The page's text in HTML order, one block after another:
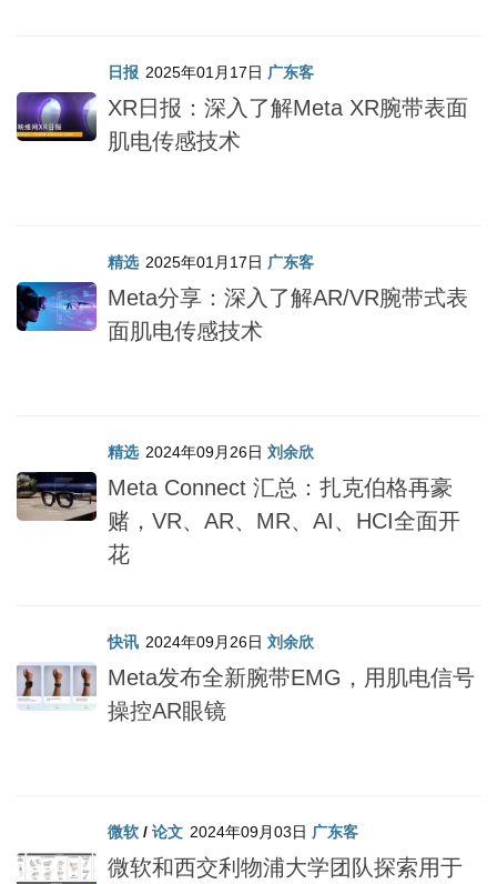
日报 2025年01月17日 广东客
XR日报：深入了解Meta XR腕带表面
肌电传感技术
精选 2025年01月17日 广东客
Meta分享：深入了解AR/VR腕带式表
面肌电传感技术
精选 2024年09月26日 刘余欣
Meta Connect 汇总：扎克伯格再豪
赌，VR、AR、MR、AI、HCI全面开
花
快讯 2024年09月26日 刘余欣
Meta发布全新腕带EMG，用肌电信号
操控AR眼镜
微软 / 论文 2024年09月03日 广东客
微软和西交利物浦大学团队探索用于